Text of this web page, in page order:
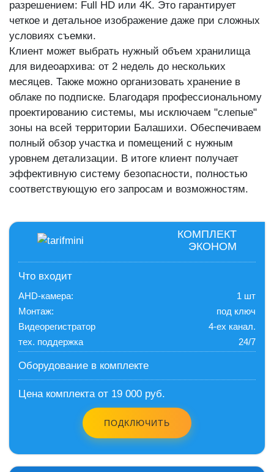
разрешением: Full HD или 4K. Это гарантирует
четкое и детальное изображение даже при сложных
условиях съемки.
Клиент может выбрать нужный объем хранилища
для видеоархива: от 2 недель до нескольких
месяцев. Также можно организовать хранение в
облаке по подписке. Благодаря профессиональному
проектированию системы, мы исключаем "слепые"
зоны на всей территории Балашихи. Обеспечиваем
полный обзор участка и помещений с нужным
уровнем детализации. В итоге клиент получает
эффективную систему безопасности, полностью
соответствующую его запросам и возможностям.
КОМПЛЕКТ
ЭКОНОМ
Что входит
AHD-камера:
1 шт
Монтаж:
под ключ
Видеорегистратор
4-ех канал.
тех. поддержка
24/7
Оборудование в комплекте
Цена комплекта от 19 000 руб.
ПОДКЛЮЧИТЬ